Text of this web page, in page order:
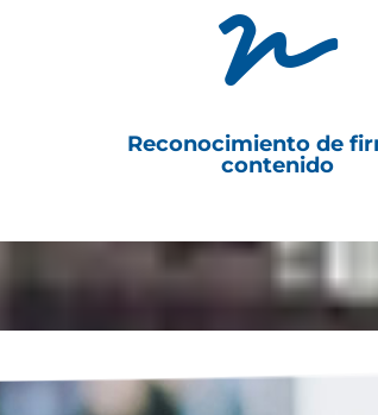

Reconocimiento de
contenido